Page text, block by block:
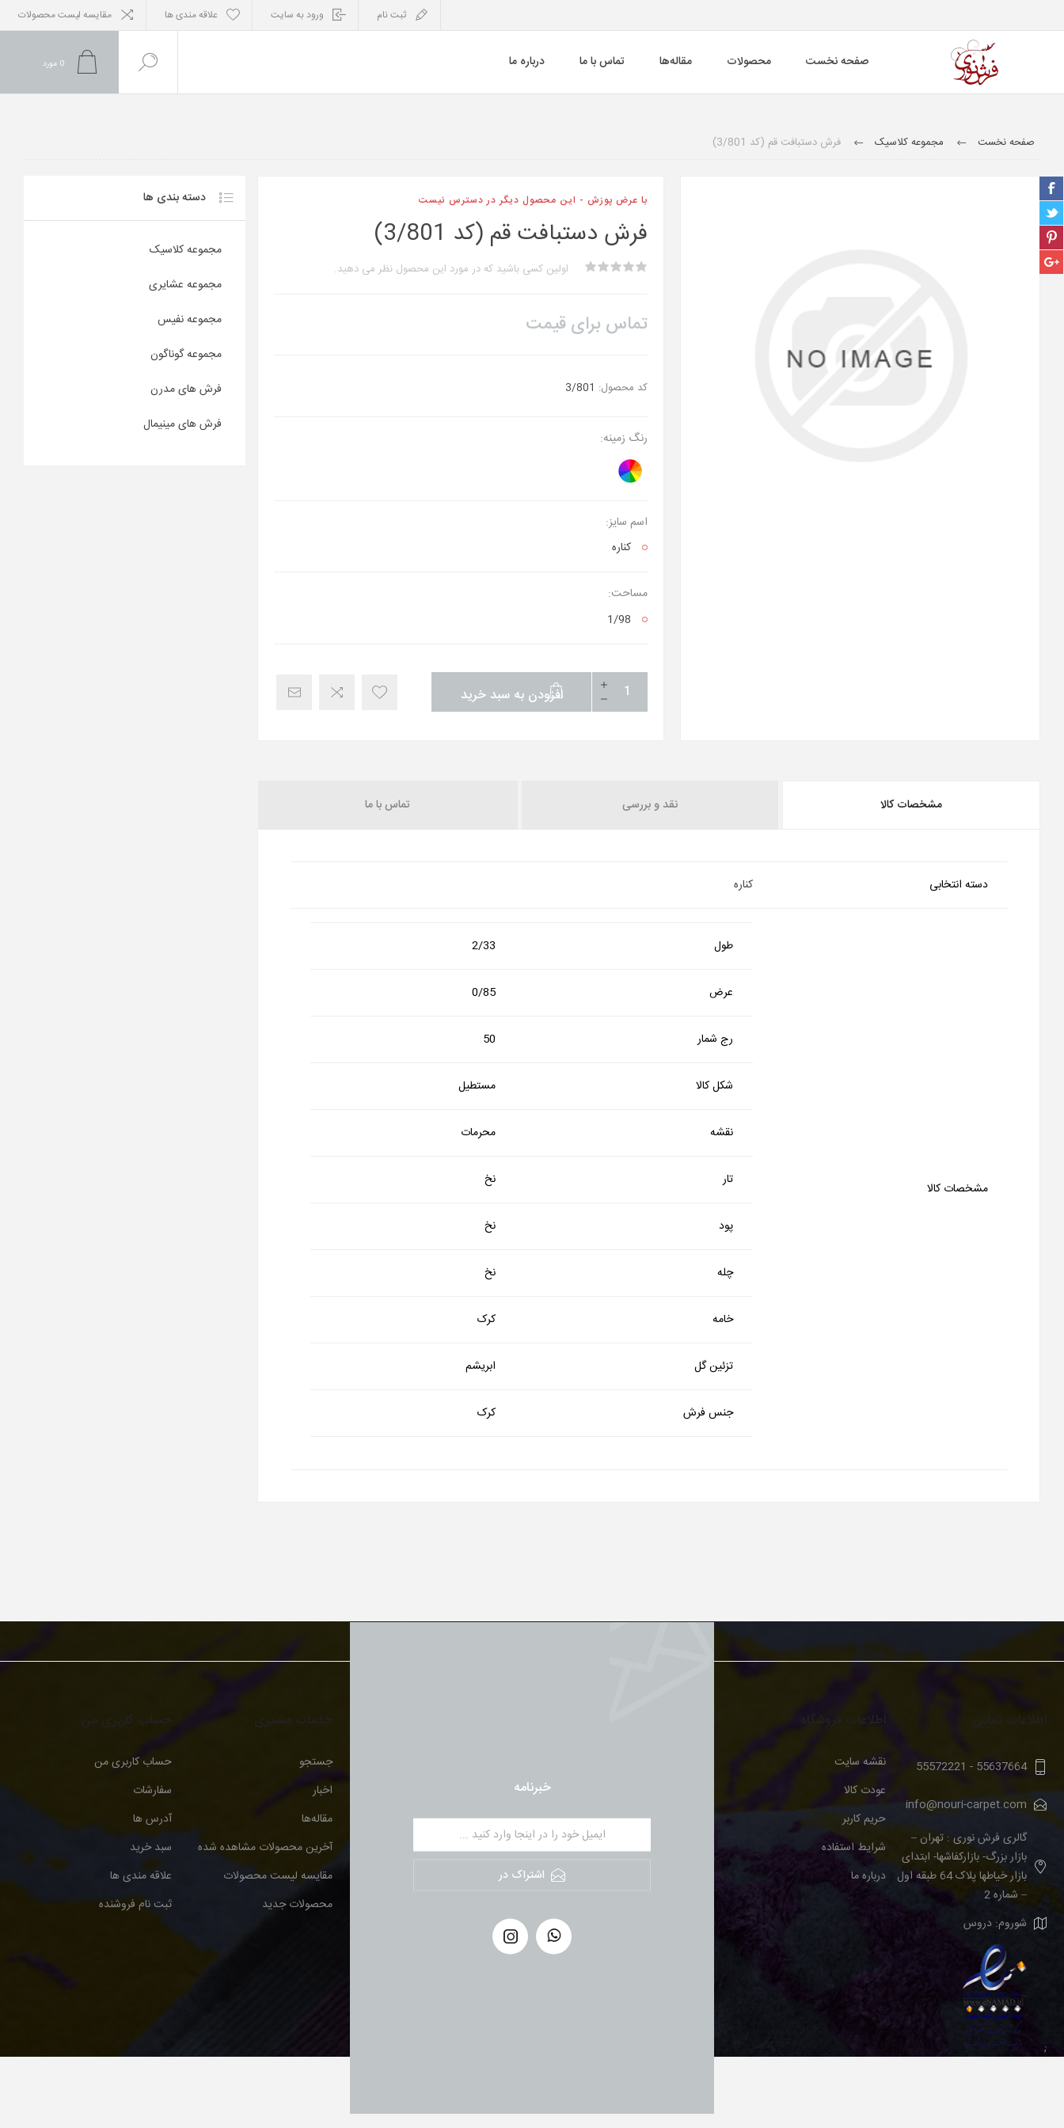
ثبت نام ورود به سایت علاقه مندی ها مقایسه لیست محصولات
صفحه نخست محصولات مقاله‌ها تماس با ما درباره ما 0 مورد
صفحه نخست مجموعه کلاسیک فرش دستبافت قم (کد 3/801)
با عرض پوزش - این محصول دیگر در دسترس نیست
فرش دستبافت قم (کد 3/801)
اولین کسی باشید که در مورد این محصول نظر می دهید.
تماس برای قیمت
کد محصول: 3/801
رنگ زمینه:
اسم سایز:
کناره
مساحت:
1/98
افزودن به سبد خرید
مشخصات کالا نقد و بررسی تماس با ما
دسته انتخابی کناره
مشخصات کالا
طول 2/33
عرض 0/85
رج شمار 50
شکل کالا مستطیل
نقشه محرمات
تار نخ
پود نخ
چله نخ
خامه کرک
تزئین گل ابریشم
جنس فرش کرک
دسته بندی ها
مجموعه کلاسیک
مجموعه عشایری
مجموعه نفیس
مجموعه گوناگون
فرش های مدرن
فرش های مینیمال
خبرنامه
اشتراک در
اطلاعات تماس
55637664
-
55572221
info@nouri-carpet.com
گالری فرش نوری : تهران –
بازار بزرگ- بازارکفاشها- ابتدای
بازار خیاطها پلاک 64 طبقه اول
– شماره 2
شوروم: دروس
;
اطلاعات فروشگاه
نقشه سایت
عودت کالا
حریم کاربر
شرایط استفاده
درباره ما
خدمات مشتری
جستجو
اخبار
مقاله‌ها
آخرین محصولات مشاهده شده
مقایسه لیست محصولات
محصولات جدید
حساب کاربری من
حساب کاربری من
سفارشات
آدرس ها
سبد خرید
علاقه مندی ها
ثبت نام فروشنده